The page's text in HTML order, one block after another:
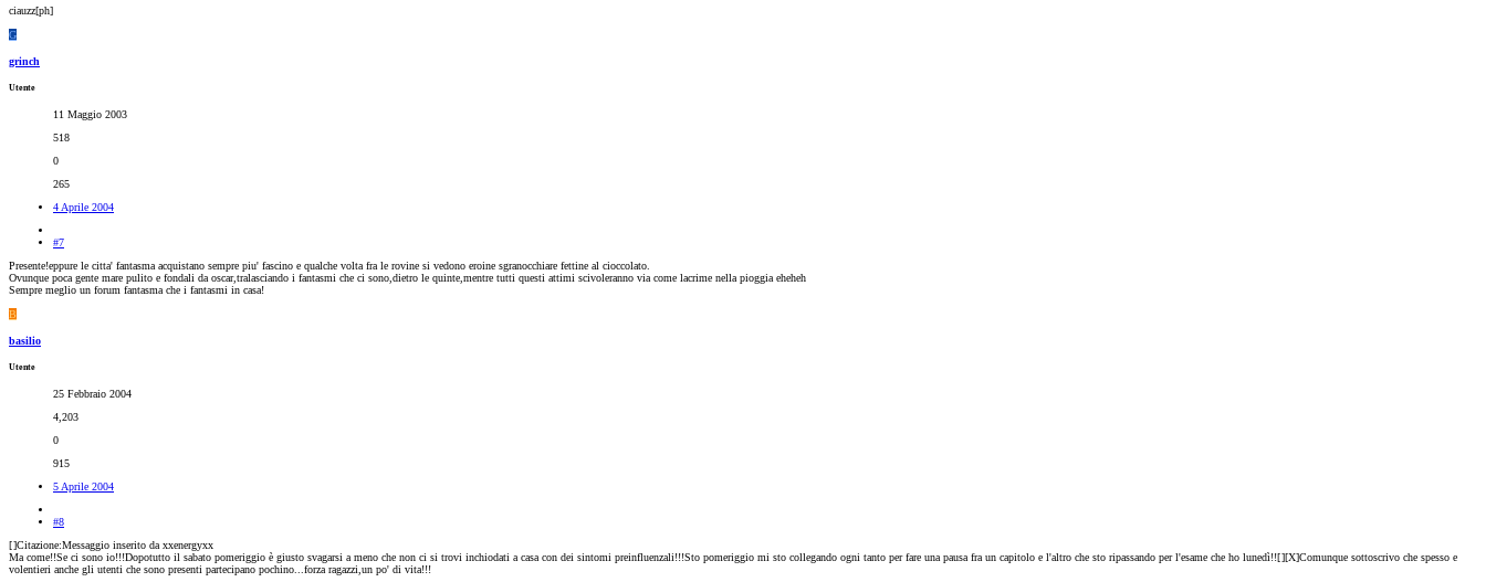
ciauzz[ph]
G
grinch
Utente
11 Maggio 2003
518
0
265
4 Aprile 2004
#7
Presente!eppure le citta' fantasma acquistano sempre piu' fascino e qualche volta fra le rovine si vedono eroine sgranocchiare fettine al cioccolato.
Ovunque poca gente mare pulito e fondali da oscar,tralasciando i fantasmi che ci sono,dietro le quinte,mentre tutti questi attimi scivoleranno via come lacrime nella pioggia eheheh
Sempre meglio un forum fantasma che i fantasmi in casa!
B
basilio
Utente
25 Febbraio 2004
4,203
0
915
5 Aprile 2004
#8
[]Citazione:Messaggio inserito da xxenergyxx
Ma come!!Se ci sono io!!!Dopotutto il sabato pomeriggio è giusto svagarsi a meno che non ci si trovi inchiodati a casa con dei sintomi preinfluenzali!!!Sto pomeriggio mi sto collegando ogni tanto per fare una pausa fra un capitolo e l'altro che sto ripassando per l'esame che ho lunedì!![][X]Comunque sottoscrivo che spesso e
volentieri anche gli utenti che sono presenti partecipano pochino...forza ragazzi,un po' di vita!!!